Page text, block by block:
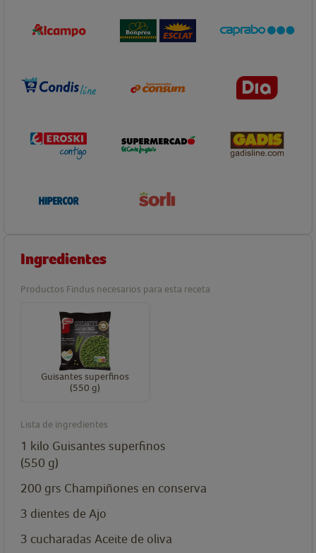
Ingredientes
Productos Findus necesarios para esta receta
Guisantes superfinos
(550 g)
Lista de ingredientes
1 kilo Guisantes superfinos
(550 g)
200 grs Champiñones en conserva
3 dientes de Ajo
3 cucharadas Aceite de oliva